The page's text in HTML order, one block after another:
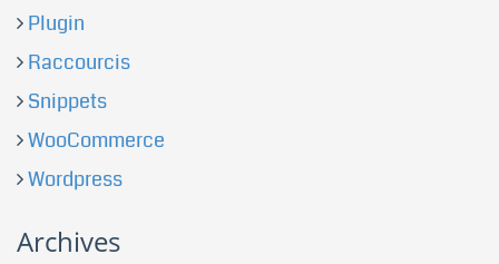
Plugin
Raccourcis
Snippets
WooCommerce
Wordpress
Archives